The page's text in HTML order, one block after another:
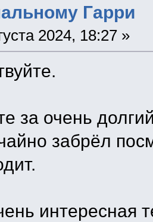
Гарри
2024, 18:27 »
за очень
забрёл
интересная